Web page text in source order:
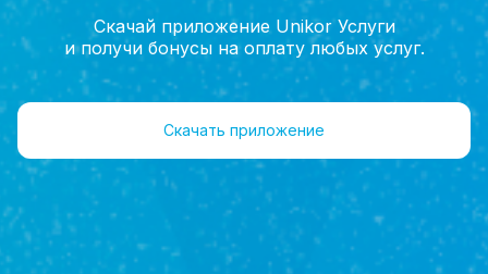
Поможем продатьи
купить недвижимость в
Краснодарском крае
Скачай приложение Unikor Услуги
и получи бонусы на оплату любых услуг.
Скачать приложение